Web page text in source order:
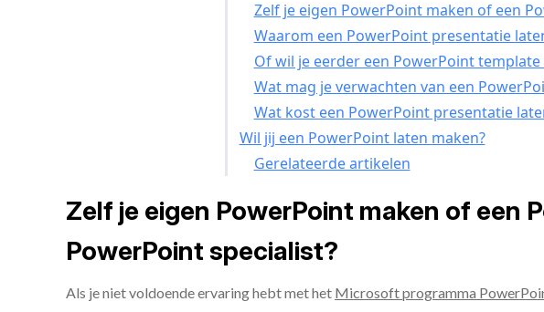
Zelf je eigen PowerPoint maken of een
Waarom een PowerPoint presentatie
Of wil je eerder een PowerPoint
Wat mag je verwachten van een
Wat kost een PowerPoint presentatie
Wil jij een PowerPoint laten maken?
Gerelateerde artikelen
Zelf je eigen PowerPoint maken of een
PowerPoint specialist?
Als je niet voldoende ervaring hebt met het Microsoft programma